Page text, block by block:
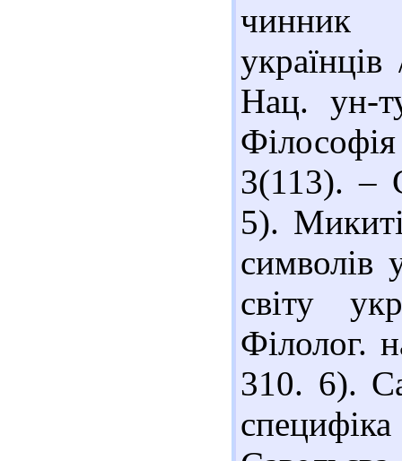
чинник
Нац. ун-
3(113). –
5).
символів
світу
Філолог.
310. 6).